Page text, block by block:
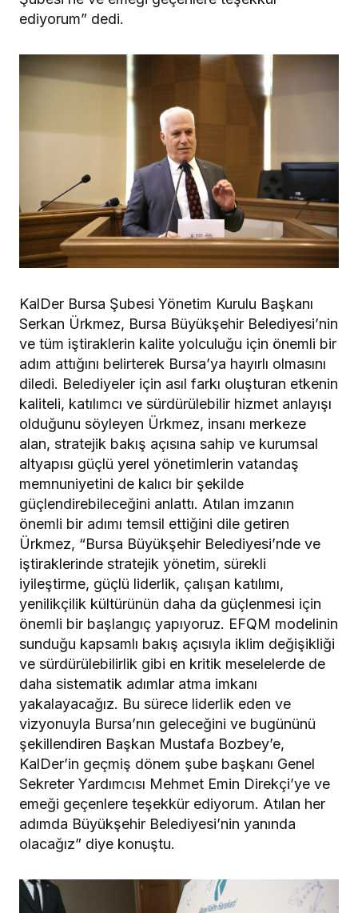
ediyorum” dedi.
KalDer Bursa Şubesi Yönetim Kurulu Başkanı
Serkan Ürkmez, Bursa Büyükşehir Belediyesi’nin
ve tüm iştiraklerin kalite yolculuğu için önemli bir
adım attığını belirterek Bursa’ya hayırlı olmasını
diledi. Belediyeler için asıl farkı oluşturan etkenin
kaliteli, katılımcı ve sürdürülebilir hizmet anlayışı
olduğunu söyleyen Ürkmez, insanı merkeze
alan, stratejik bakış açısına sahip ve kurumsal
altyapısı güçlü yerel yönetimlerin vatandaş
memnuniyetini de kalıcı bir şekilde
güçlendirebileceğini anlattı. Atılan imzanın
önemli bir adımı temsil ettiğini dile getiren
Ürkmez, “Bursa Büyükşehir Belediyesi’nde ve
iştiraklerinde stratejik yönetim, sürekli
iyileştirme, güçlü liderlik, çalışan katılımı,
yenilikçilik kültürünün daha da güçlenmesi için
önemli bir başlangıç yapıyoruz. EFQM modelinin
sunduğu kapsamlı bakış açısıyla iklim değişikliği
ve sürdürülebilirlik gibi en kritik meselelerde de
daha sistematik adımlar atma imkanı
yakalayacağız. Bu sürece liderlik eden ve
vizyonuyla Bursa’nın geleceğini ve bugününü
şekillendiren Başkan Mustafa Bozbey’e,
KalDer’in geçmiş dönem şube başkanı Genel
Sekreter Yardımcısı Mehmet Emin Direkçi’ye ve
emeği geçenlere teşekkür ediyorum. Atılan her
adımda Büyükşehir Belediyesi’nin yanında
olacağız” diye konuştu.